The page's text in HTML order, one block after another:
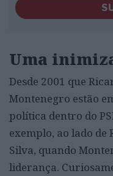
Uma
Desde 2001 que
Montenegro estão
política dentro do
exemplo, ao lado de
Silva, quando
liderança.